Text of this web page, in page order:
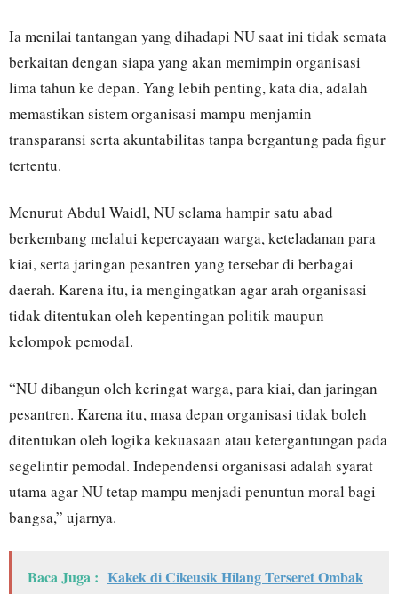
Ia menilai tantangan yang dihadapi NU saat ini tidak semata
berkaitan dengan siapa yang akan memimpin organisasi
lima tahun ke depan. Yang lebih penting, kata dia, adalah
memastikan sistem organisasi mampu menjamin
transparansi serta akuntabilitas tanpa bergantung pada figur
tertentu.
Menurut Abdul Waidl, NU selama hampir satu abad
berkembang melalui kepercayaan warga, keteladanan para
kiai, serta jaringan pesantren yang tersebar di berbagai
daerah. Karena itu, ia mengingatkan agar arah organisasi
tidak ditentukan oleh kepentingan politik maupun
kelompok pemodal.
“NU dibangun oleh keringat warga, para kiai, dan jaringan
pesantren. Karena itu, masa depan organisasi tidak boleh
ditentukan oleh logika kekuasaan atau ketergantungan pada
segelintir pemodal. Independensi organisasi adalah syarat
utama agar NU tetap mampu menjadi penuntun moral bagi
bangsa,” ujarnya.
Baca Juga : Kakek di Cikeusik Hilang Terseret Ombak